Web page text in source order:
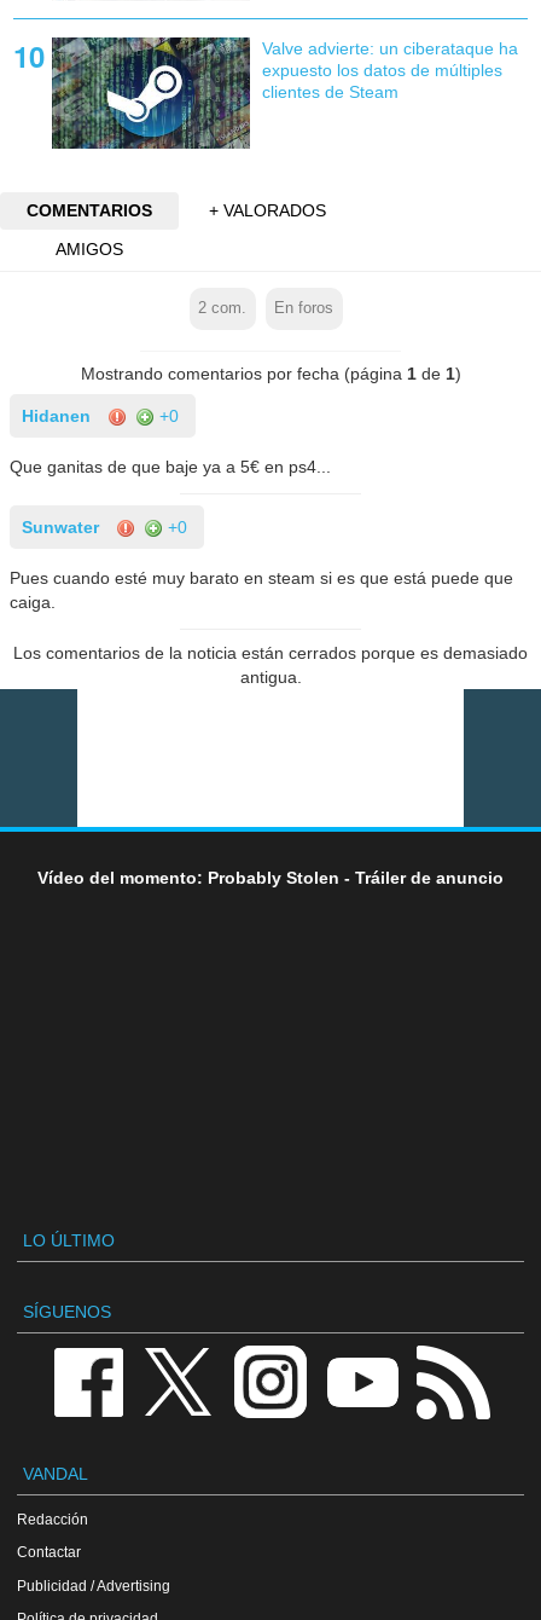
Valve advierte: un ciberataque ha
expuesto los datos de múltiples
clientes de Steam
COMENTARIOS
+ VALORADOS
AMIGOS
2 com. En foros
Mostrando comentarios por fecha (página 1de 1)
Hidanen +0
Que ganitas de que baje ya a 5€ en ps4...
Sunwater +0
Pues cuando esté muy barato en steam si es que está puede que
caiga.
Los comentarios de la noticia están cerrados porque es demasiado
antigua.
Vídeo del momento: Probably Stolen - Tráiler de anuncio
LO ÚLTIMO
SÍGUENOS
VANDAL
Redacción
Contactar
Publicidad / Advertising